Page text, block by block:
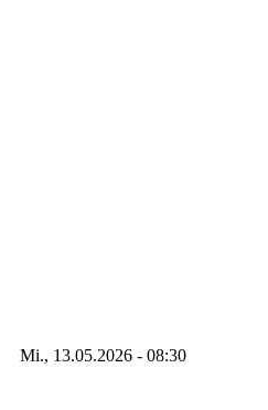
Mi., 13.05.2026 - 08:30